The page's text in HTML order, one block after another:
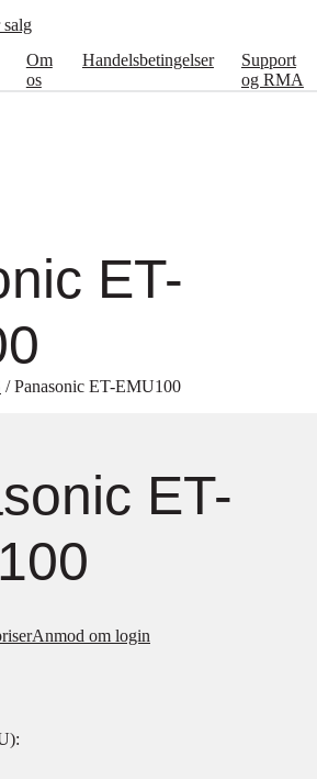
Om
os
Handelsbetingelser
Support
og RMA
ET-
/ Panasonic ET-EMU100
ET-
Anmod om login